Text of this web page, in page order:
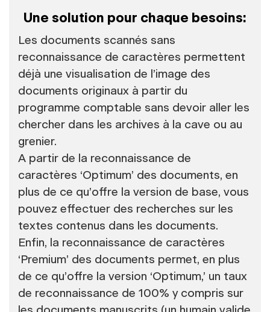
Une solution pour chaque besoins:
Les documents scannés sans
reconnaissance de caractères permettent
déjà une visualisation de l’image des
documents originaux à partir du
programme comptable sans devoir aller les
chercher dans les archives à la cave ou au
grenier.
A partir de la reconnaissance de
caractères ‘Optimum’ des documents, en
plus de ce qu’offre la version de base, vous
pouvez effectuer des recherches sur les
textes contenus dans les documents.
Enfin, la reconnaissance de caractères
‘Premium’ des documents permet, en plus
de ce qu’offre la version ‘Optimum,’ un taux
de reconnaissance de 100% y compris sur